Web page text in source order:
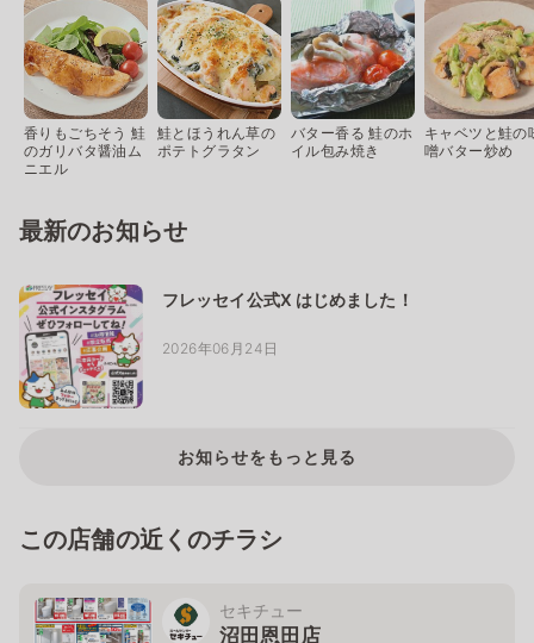
香りもごちそう 鮭
のガリバタ醤油ム
ニエル
鮭とほうれん草の
ポテトグラタン
バター香る 鮭のホ
イル包み焼き
キャベツと鮭の
噌バター炒め
最新のお知らせ
フレッセイ公式X はじめました！
2026年06月24日
お知らせをもっと見る
この店舗の近くのチラシ
セキチュー
沼田恩田店